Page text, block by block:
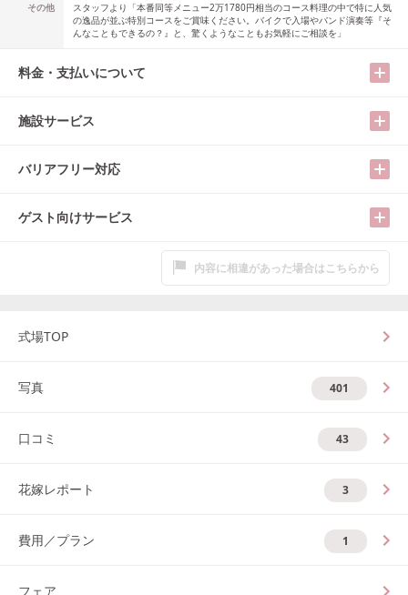
その他
スタッフより「本番同等メニュー2万1780円相当のコース料理の中で特に人気
の逸品が並ぶ特別コースをご賞味ください。バイクで入場やバンド演奏等『そ
んなこともできるの？』と、驚くようなこともお気軽にご相談を」
料金・支払いについて
施設サービス
バリアフリー対応
ゲスト向けサービス
内容に相違があった場合はこちらから
式場TOP
写真 401
口コミ 43
花嫁レポート 3
費用／プラン 1
フェア